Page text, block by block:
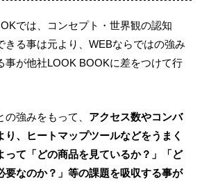
では、コンセプト・世界観の認知
きる事は元より、 WEBならではの強み
事が他社LOOK BOOKに差をつけて行
強みをもって、 アクセス数やコンバ
り、ヒートマップツールなどをうまく
って「どの商品を見ているか？」「ど
なのか？」 等の課題を吸収する事が